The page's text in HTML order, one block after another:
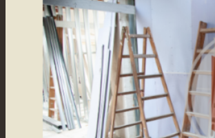
Our Service
Our Supply
Tentang Kami